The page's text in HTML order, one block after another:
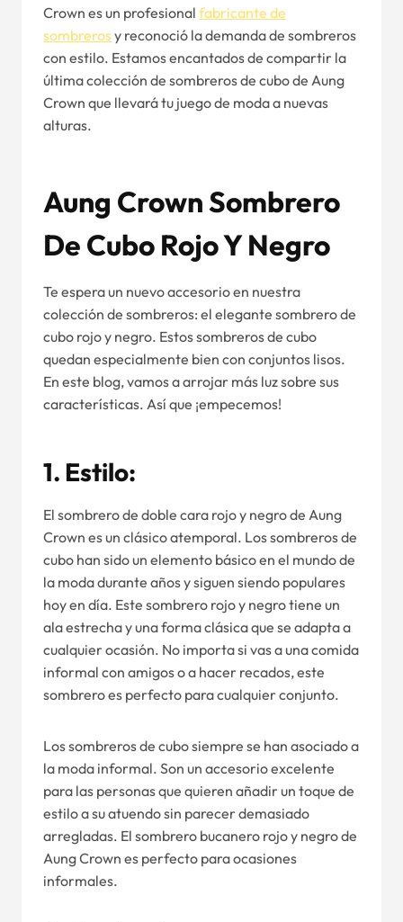
Crown es un profesional fabricante de
sombrerosy reconoció la demanda de sombreros
con estilo. Estamos encantados de compartir la
última colección de sombreros de cubo de Aung
Crown que llevará tu juego de moda a nuevas
alturas.
Aung Crown Sombrero
De Cubo Rojo Y Negro
Te espera un nuevo accesorio en nuestra
colección de sombreros: el elegante sombrero de
cubo rojo y negro. Estos sombreros de cubo
quedan especialmente bien con conjuntos lisos.
En este blog, vamos a arrojar más luz sobre sus
características. Así que ¡empecemos!
1. Estilo:
El sombrero de doble cara rojo y negro de Aung
Crown es un clásico atemporal. Los sombreros de
cubo han sido un elemento básico en el mundo de
la moda durante años y siguen siendo populares
hoy en día. Este sombrero rojo y negro tiene un
ala estrecha y una forma clásica que se adapta a
cualquier ocasión. No importa si vas a una comida
informal con amigos o a hacer recados, este
sombrero es perfecto para cualquier conjunto.
Los sombreros de cubo siempre se han asociado a
la moda informal. Son un accesorio excelente
para las personas que quieren añadir un toque de
estilo a su atuendo sin parecer demasiado
arregladas. El sombrero bucanero rojo y negro de
Aung Crown es perfecto para ocasiones
informales.